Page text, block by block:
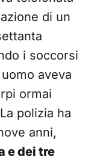
di un
i soccorsi
aveva
ormai
polizia ha
anni,
e dei tre